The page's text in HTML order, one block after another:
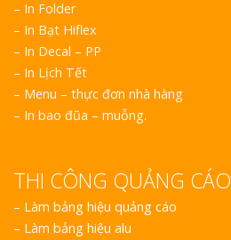
– In Folder
– In Bạt Hiflex
– In Decal – PP
– In Lịch Tết
– Menu – thực đơn nhà hàng
– In bao đũa – muỗng.
THI CÔNG QUẢNG CÁO
– Làm bảng hiệu quảng cáo
– Làm bảng hiệu alu